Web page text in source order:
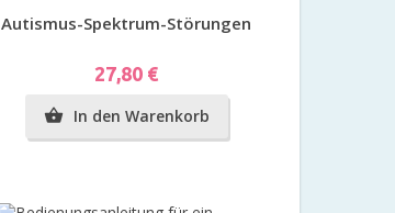
Vorschau
Autismus-Spektrum-Störungen
Preis
27,80 €
 In den Warenkorb